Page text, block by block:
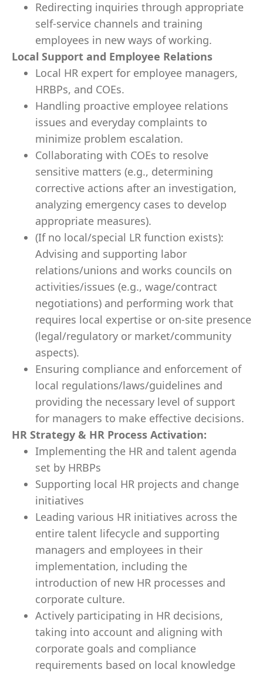
Redirecting inquiries through appropriate
self-service channels and training
employees in new ways of working.
Local Support and Employee Relations
Local HR expert for employee managers,
HRBPs, and COEs.
Handling proactive employee relations
issues and everyday complaints to
minimize problem escalation.
Collaborating with COEs to resolve
sensitive matters (e.g., determining
corrective actions after an investigation,
analyzing emergency cases to develop
appropriate measures).
(If no local/special LR function exists):
Advising and supporting labor
relations/unions and works councils on
activities/issues (e.g., wage/contract
negotiations) and performing work that
requires local expertise or on-site presence
(legal/regulatory or market/community
aspects).
Ensuring compliance and enforcement of
local regulations/laws/guidelines and
providing the necessary level of support
for managers to make effective decisions.
HR Strategy & HR Process Activation:
Implementing the HR and talent agenda
set by HRBPs
Supporting local HR projects and change
initiatives
Leading various HR initiatives across the
entire talent lifecycle and supporting
managers and employees in their
implementation, including the
introduction of new HR processes and
corporate culture.
Actively participating in HR decisions,
taking into account and aligning with
corporate goals and compliance
requirements based on local knowledge